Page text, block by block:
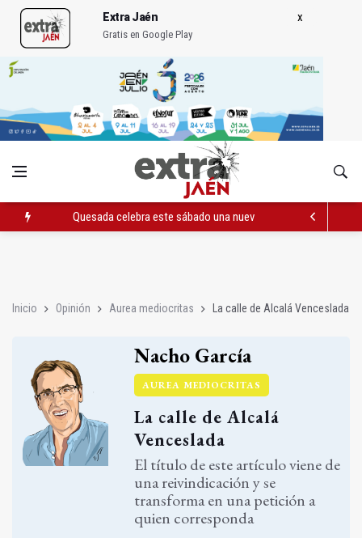
Extra Jaén
Gratis en Google Play
Quesada celebra este sábado una nueva jornada de Orgullo
Inicio Opinión Aurea mediocritas La calle de Alcalá Venceslada
Nacho García
AUREA MEDIOCRITAS
La calle de Alcalá
Venceslada
El título de este artículo viene de
una reivindicación y se
transforma en una petición a
quien corresponda